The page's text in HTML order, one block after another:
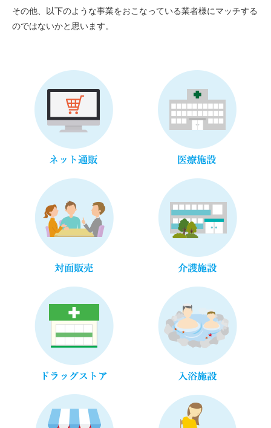
その他、以下のような事業をおこなっている業者様にマッチする
のではないかと思います。